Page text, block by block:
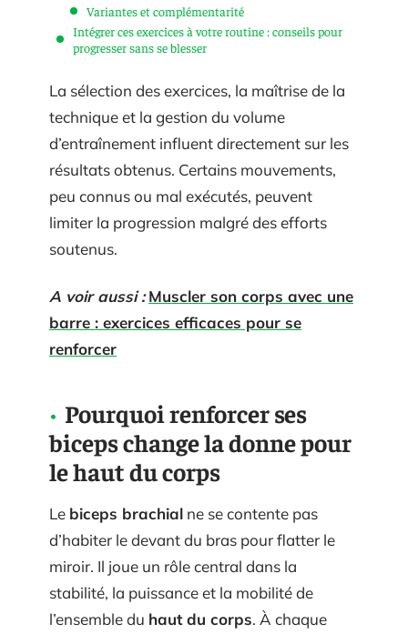
Variantes et complémentarité
Intégrer ces exercices à votre routine : conseils pour
progresser sans se blesser
La sélection des exercices, la maîtrise de la
technique et la gestion du volume
d’entraînement influent directement sur les
résultats obtenus. Certains mouvements,
peu connus ou mal exécutés, peuvent
limiter la progression malgré des efforts
soutenus.
A voir aussi : Muscler son corps avec une
barre : exercices efficaces pour se
renforcer
Pourquoi renforcer ses
biceps change la donne pour
le haut du corps
Le biceps brachial ne se contente pas
d’habiter le devant du bras pour flatter le
miroir. Il joue un rôle central dans la
stabilité, la puissance et la mobilité de
l’ensemble du haut du corps. À chaque